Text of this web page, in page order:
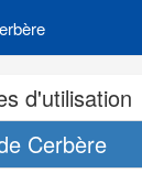
d'utilisation
Cerbère